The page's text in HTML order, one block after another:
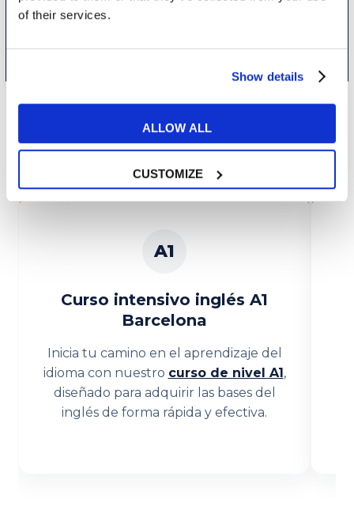
of their services.
Show details
ALLOW ALL
CUSTOMIZE
CONTÁCTANOS
Niveles
A1
Curso intensivo inglés A1
Barcelona
Inicia tu camino en el aprendizaje del
idioma con nuestro curso de nivel A1,
diseñado para adquirir las bases del
inglés de forma rápida y efectiva.